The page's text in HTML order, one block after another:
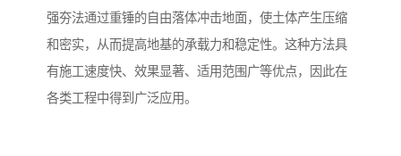
强夯法通过重锤的自由落体冲击地面，使土体产生压缩
和密实，从而提高地基的承载力和稳定性。这种方法具
有施工速度快、效果显著、适用范围广等优点，因此在
各类工程中得到广泛应用。